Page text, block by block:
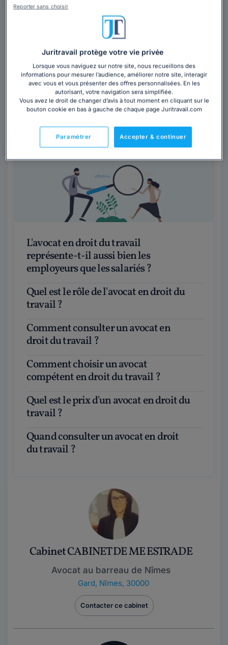
Cabinet AUDOLLENT BOUGHANDJIOUA
Avocat au barreau de Nantes
Loire-Atlantique,Nantes, 44000
Contacter ce cabinet
Les questionsfréquemment posées
L'avocat en droit du travail
représente-t-il aussi bien les
employeurs que les salariés ?
Quel est le rôle de l'avocat en droit du
travail ?
Comment consulter un avocat en
droit du travail ?
Comment choisir un avocat
compétent en droit du travail ?
Quel est le prix d'un avocat en droit du
travail ?
Quand consulter un avocat en droit
du travail ?
Cabinet CABINET DE ME ESTRADE
Avocat au barreau de Nîmes
Gard, Nîmes, 30000
Contacter ce cabinet
Juritravail protège votre vie privée
Lorsque vous naviguez sur notre site, nous recueillons des
informations pour mesurer l’audience, améliorer notre site, interagir
avec vous et vous présenter des offres personnalisées. En les
autorisant, votre navigation sera simplifiée.
Vous avez le droit de changer d’avis à tout moment en cliquant sur le
bouton cookie en bas à gauche de chaque page Juritravail.com
Accepter & continuer
Paramétrer
Reporter sans choisir